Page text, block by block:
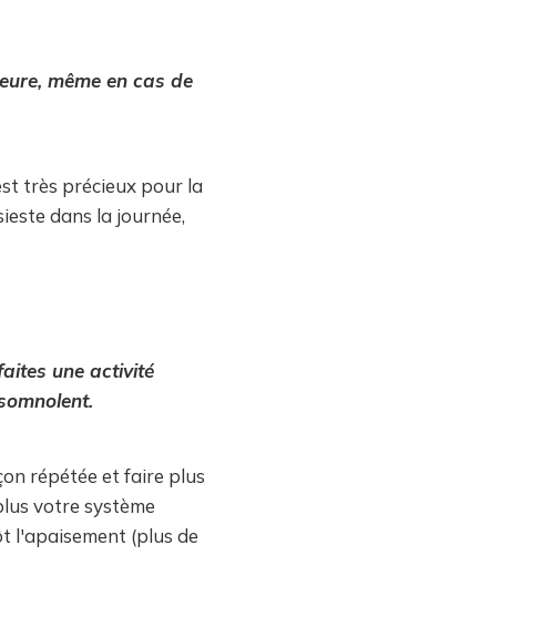
même en cas de
très précieux pour la
dans la journée,
une activité
répétée et faire plus
votre système
l'apaisement (plus de